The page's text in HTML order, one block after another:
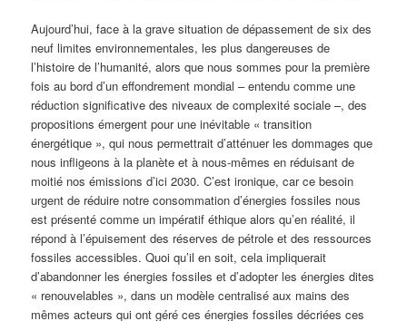
Aujourd’hui, face à la grave situation de dépassement de six des
neuf limites environnementales, les plus dangereuses de
l’histoire de l’humanité, alors que nous sommes pour la première
fois au bord d’un effondrement mondial – entendu comme une
réduction significative des niveaux de complexité sociale –, des
propositions émergent pour une inévitable « transition
énergétique », qui nous permettrait d’atténuer les dommages que
nous infligeons à la planète et à nous-mêmes en réduisant de
moitié nos émissions d’ici 2030. C’est ironique, car ce besoin
urgent de réduire notre consommation d’énergies fossiles nous
est présenté comme un impératif éthique alors qu’en réalité, il
répond à l’épuisement des réserves de pétrole et des ressources
fossiles accessibles. Quoi qu’il en soit, cela impliquerait
d’abandonner les énergies fossiles et d’adopter les énergies dites
« renouvelables », dans un modèle centralisé aux mains des
mêmes acteurs qui ont géré ces énergies fossiles décriées ces